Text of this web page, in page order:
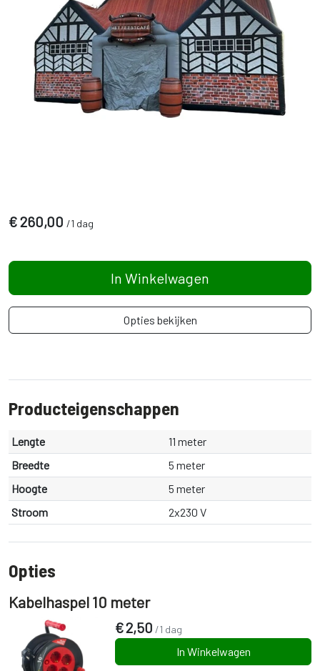
€260,00 /1 dag
In Winkelwagen
Opties bekijken
Producteigenschappen
Lengte
11 meter
Breedte
5 meter
Hoogte
5 meter
Stroom
2x230 V
Opties
Kabelhaspel 10 meter
€2,50 /1 dag
In Winkelwagen